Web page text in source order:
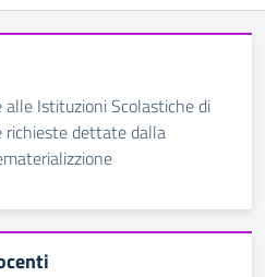
Istituzioni Scolastiche di
richieste dettate dalla